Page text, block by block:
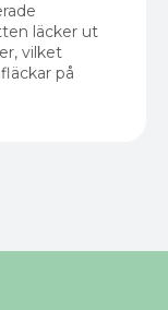
läcker ut
vilket
på